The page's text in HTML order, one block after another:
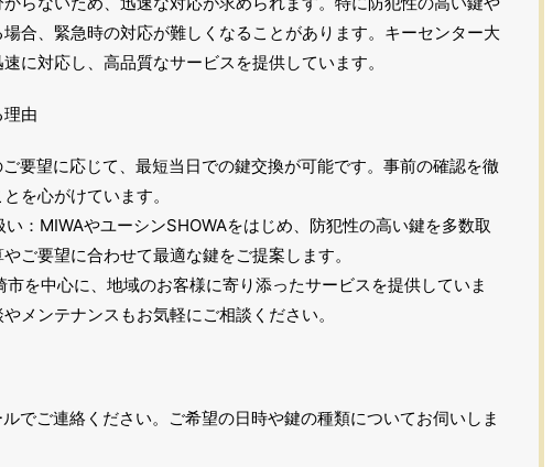
合、緊急時の対応が難しくなることがあります。キーセンター大
に対応し、高品質なサービスを提供しています。
由
要望に応じて、最短当日での鍵交換が可能です。事前の確認を徹
を心がけています。
：MIWAやユーシンSHOWAをはじめ、防犯性の高い鍵を多数取
ご要望に合わせて最適な鍵をご提案します。
を中心に、地域のお客様に寄り添ったサービスを提供していま
メンテナンスもお気軽にご相談ください。
でご連絡ください。ご希望の日時や鍵の種類についてお伺いしま